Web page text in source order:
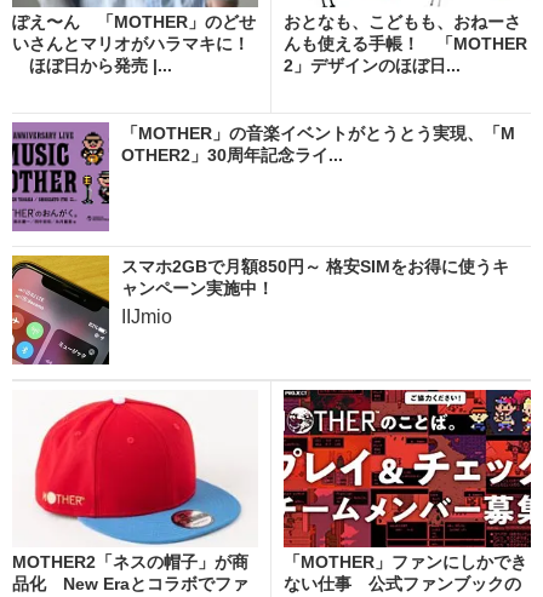
ぽえ〜ん 「MOTHER」のどせ
いさんとマリオがハラマキに！
ほぼ日から発売 |...
おとなも、こどもも、おねーさ
んも使える手帳！ 「MOTHER
2」デザインのほぼ日...
「MOTHER」の音楽イベントがとうとう実現、「M
OTHER2」30周年記念ライ...
スマホ2GBで月額850円～ 格安SIMをお得に使うキ
ャンペーン実施中！
IIJmio
MOTHER2「ネスの帽子」が商
品化 New Eraとコラボでファ
「MOTHER」ファンにしかでき
ない仕事 公式ファンブックの